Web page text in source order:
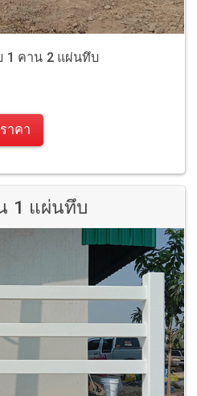
1 คาน 2 แผ่นทึบ
าคา
1 แผ่นทึบ